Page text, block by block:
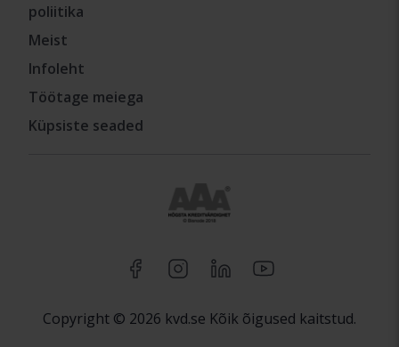
poliitika
Meist
Infoleht
Töötage meiega
Küpsiste seaded
Copyright © 2026 kvd.se Kõik õigused kaitstud.